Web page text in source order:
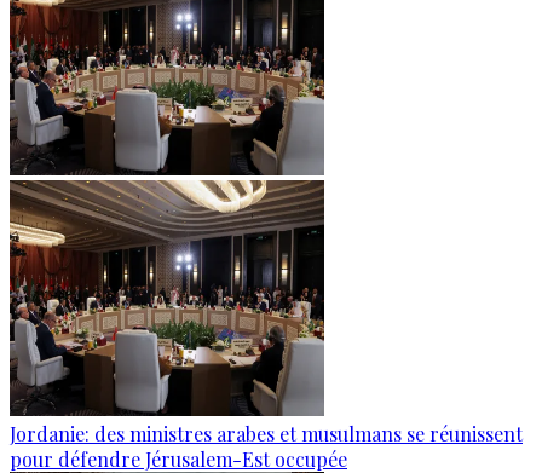
Jordanie: des ministres arabes et musulmans se réunissent
pour défendre Jérusalem-Est occupée